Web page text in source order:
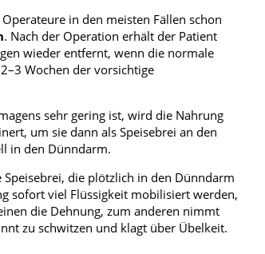
in den meisten Fällen schon
. Nach der Operation erhält der Patient
wieder entfernt, wenn die normale
Wochen der vorsichtige
sehr gering ist, wird die Nahrung
um sie dann als Speisebrei an den
in den Dünndarm.
die plötzlich in den Dünndarm
sofort viel Flüssigkeit mobilisiert werden,
die Dehnung, zum anderen nimmt
zu schwitzen und klagt über Übelkeit.